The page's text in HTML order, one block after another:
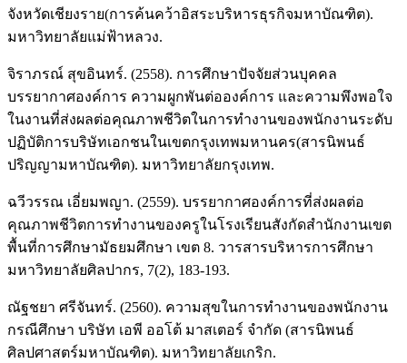
จังหวัดเชียงราย(การค้นคว้าอิสระบริหารธุรกิจมหาบัณฑิต).
มหาวิทยาลัยแม่ฟ้าหลวง.
จิราภรณ์ สุขอินทร์. (2558). การศึกษาปัจจัยส่วนบุคคล
บรรยากาศองค์การ ความผูกพันต่อองค์การ และความพึงพอใจ
ในงานที่ส่งผลต่อคุณภาพชีวิตในการทำงานของพนักงานระดับ
ปฏิบัติการบริษัทเอกชนในเขตกรุงเทพมหานคร(สารนิพนธ์
ปริญญามหาบัณฑิต). มหาวิทยาลัยกรุงเทพ.
ฉวีวรรณ เอี่ยมพญา. (2559). บรรยากาศองค์การที่ส่งผลต่อ
คุณภาพชีวิตการทำงานของครูในโรงเรียนสังกัดสำนักงานเขต
พื้นที่การศึกษามัธยมศึกษา เขต 8. วารสารบริหารการศึกษา
มหาวิทยาลัยศิลปากร, 7(2), 183-193.
ณัฐชยา ศรีจันทร์. (2560). ความสุขในการทำงานของพนักงาน
กรณีศึกษา บริษัท เอพี ออโต้ มาสเตอร์ จำกัด (สารนิพนธ์
ศิลปศาสตร์มหาบัณฑิต). มหาวิทยาลัยเกริก.